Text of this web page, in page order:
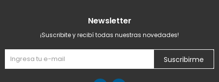
Newsletter
¡Suscribite y recibí todas nuestras novedades!
Suscribirme